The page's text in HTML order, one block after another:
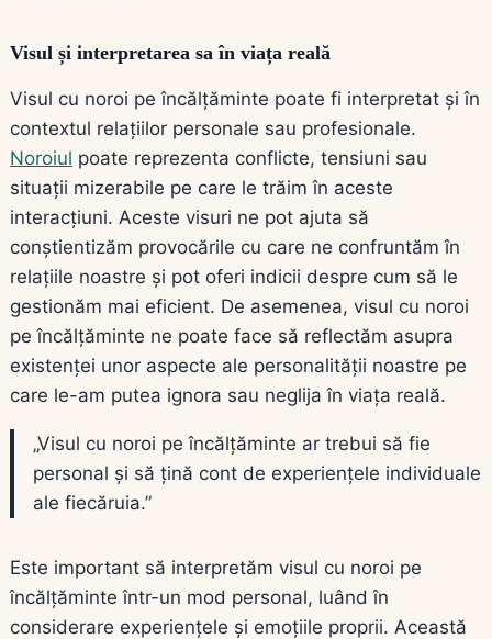
Visul și interpretarea sa în viața reală
Visul cu noroi pe încălțăminte poate fi interpretat și în
contextul relațiilor personale sau profesionale.
Noroiul poate reprezenta conflicte, tensiuni sau
situații mizerabile pe care le trăim în aceste
interacțiuni. Aceste visuri ne pot ajuta să
conștientizăm provocările cu care ne confruntăm în
relațiile noastre și pot oferi indicii despre cum să le
gestionăm mai eficient. De asemenea, visul cu noroi
pe încălțăminte ne poate face să reflectăm asupra
existenței unor aspecte ale personalității noastre pe
care le-am putea ignora sau neglija în viața reală.
„Visul cu noroi pe încălțăminte ar trebui să fie
personal și să țină cont de experiențele individuale
ale fiecăruia.”
Este important să interpretăm visul cu noroi pe
încălțăminte într-un mod personal, luând în
considerare experiențele și emoțiile proprii. Această